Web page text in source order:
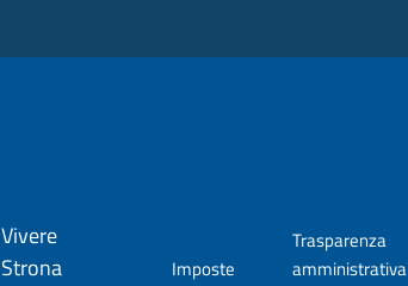
Vivere
Strona
Imposte
Trasparenza
amministrativa